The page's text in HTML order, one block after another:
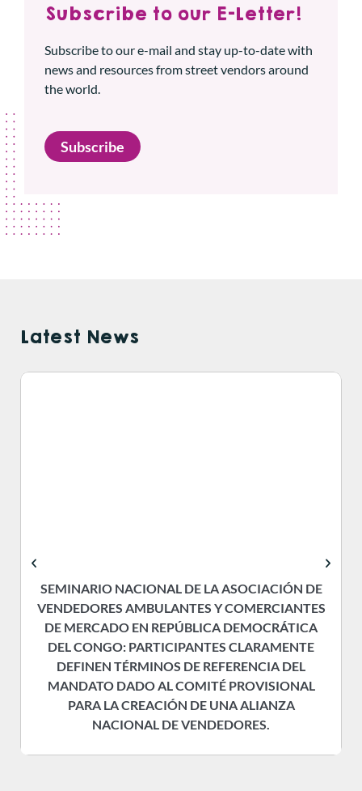
Subscribe to our E-Letter!
Subscribe to our e-mail and stay up-to-date with
news and resources from street vendors around
the world.
Subscribe
Latest News
SEMINARIO NACIONAL DE LA ASOCIACIÓN DE
VENDEDORES AMBULANTES Y COMERCIANTES
DE MERCADO EN REPÚBLICA DEMOCRÁTICA
DEL CONGO: PARTICIPANTES CLARAMENTE
DEFINEN TÉRMINOS DE REFERENCIA DEL
MANDATO DADO AL COMITÉ PROVISIONAL
PARA LA CREACIÓN DE UNA ALIANZA
NACIONAL DE VENDEDORES.